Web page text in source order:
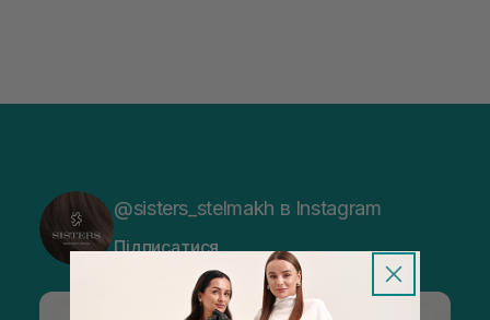
@sisters_stelmakh в Instagram
Підписатися